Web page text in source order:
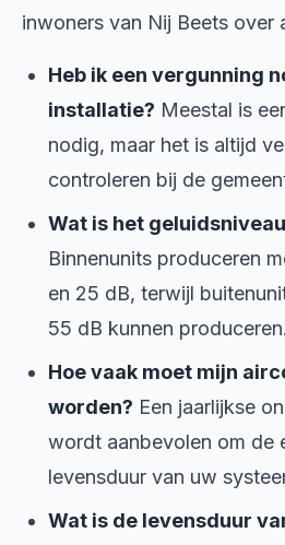
inwoners van Nij Beets over
Heb ik een vergunning
installatie? Meestal is
nodig, maar het is altijd
controleren bij de
Wat is het
Binnenunits produceren
en 25 dB, terwijl
55 dB kunnen produceren.
Hoe vaak moet mijn
worden? Een jaarlijkse
wordt aanbevolen om de
levensduur van uw
Wat is de levensduur